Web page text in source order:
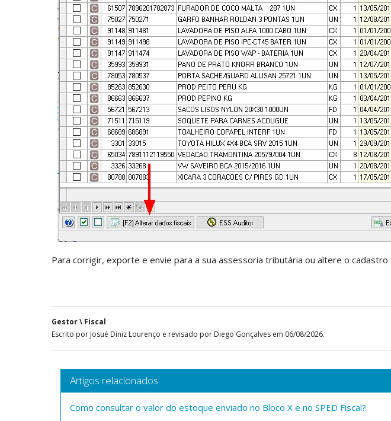
Para corrigir, exporte e envie para a sua assessoria tributária ou altere o cadastro
Gestor \ Fiscal
Escrito por Josué Diniz Lourenço e revisado por Diego Gonçalves em 06/08/2026.
Artigos relacionados
Como consultar o valor do estoque enviado no Bloco X e no SPED Fiscal?